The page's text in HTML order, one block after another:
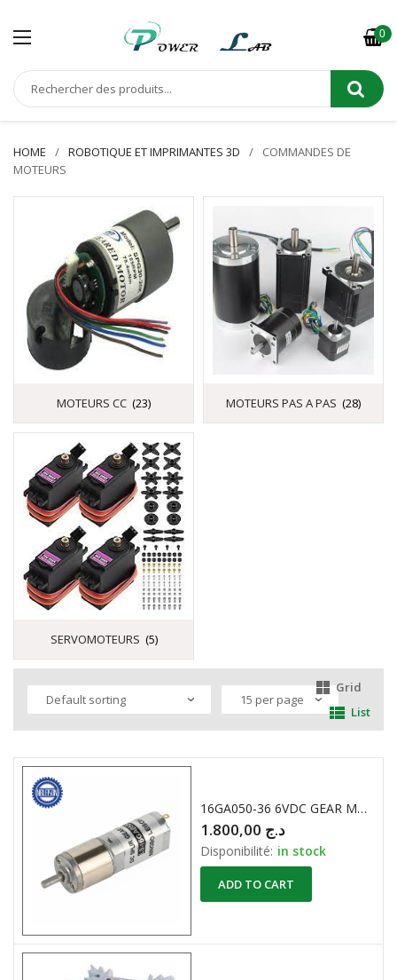
0
HOME ROBOTIQUE ET IMPRIMANTES 3D
COMMANDES DE
MOTEURS
MOTEURS CC (23) MOTEURS PAS A PAS (28)
SERVOMOTEURS (5)
Grid
List
16GA050-36 6VDC GEAR MOTOR 180RPM ( Moteur à Engrenage )
د.ج
Disponibilité: in stock
ADD TO CART